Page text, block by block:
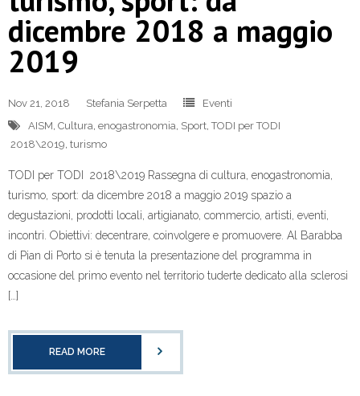
dicembre 2018 a maggio
2019
Nov 21, 2018 Stefania Serpetta
Eventi
AISM Cultura enogastronomia Sport ,TODI per TODI
2018\2019 turismo
TODI per TODI 2018\2019 Rassegna di cultura, enogastronomia,
turismo, sport: da dicembre 2018 a maggio 2019 spazio a
degustazioni, prodotti locali, artigianato, commercio, artisti, eventi,
incontri. Obiettivi: decentrare, coinvolgere e promuovere. Al Barabba
di Pian di Porto si è tenuta la presentazione del programma in
occasione del primo evento nel territorio tuderte dedicato alla sclerosi
[…]
READ MORE